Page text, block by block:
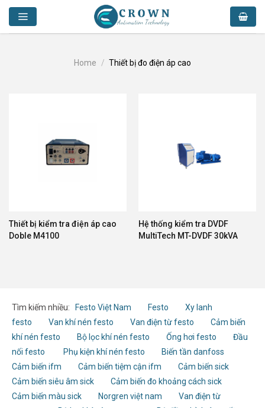
Skip
content
Home / Thiết bị đo điện áp cao
Thiết bị kiểm tra điện áp cao
Doble M4100
Hệ thống kiểm tra DVDF
MultiTech MT-DVDF 30kVA
Tìm kiếm nhiều: Festo Việt Nam Festo
Xy lanh
festo
Van khí nén festo Van điện từ festo
Cảm biến
khí nén festo
Bộ lọc khí nén festo Ống hơi festo
Đầu
nối festo
Phụ kiện khí nén festo
Biến tần danfoss
Cảm biến ifm
Cảm biến tiệm cận ifm
Cảm biến sick
Cảm biến siêu âm sick
Cảm biến đo khoảng cách sick
Cảm biến màu sick
Norgren việt nam
Van điện từ